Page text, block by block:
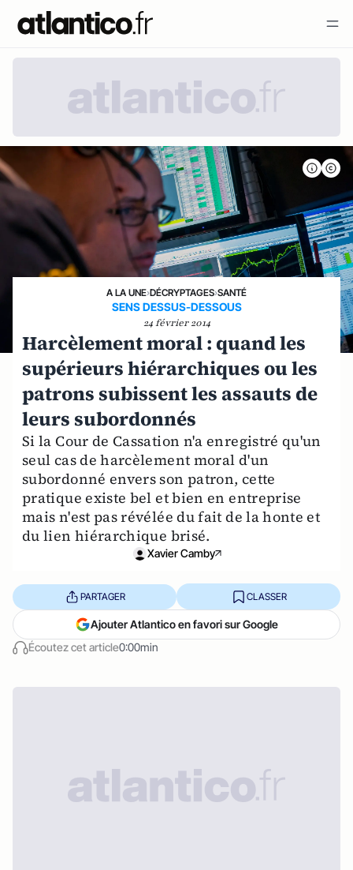
A LA UNE›DÉCRYPTAGES›SANTÉ
SENS DESSUS-DESSOUS
24 février 2014
Harcèlement moral : quand les
supérieurs hiérarchiques ou les
patrons subissent les assauts de
leurs subordonnés
Si la Cour de Cassation n'a enregistré qu'un
seul cas de harcèlement moral d'un
subordonné envers son patron, cette
pratique existe bel et bien en entreprise
mais n'est pas révélée du fait de la honte et
du lien hiérarchique brisé.
Xavier Camby
Écoutez cet article0:00min
PARTAGER CLASSER
Ajouter Atlantico en favori sur Google